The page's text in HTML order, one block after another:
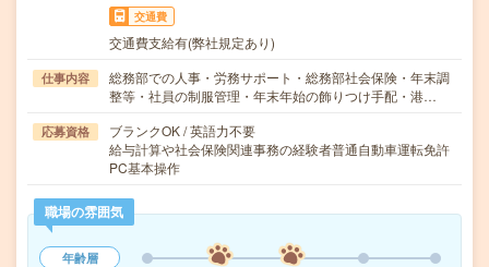
交通費
交通費支給有(弊社規定あり)
仕事内容
総務部での人事・労務サポート・総務部社会保険・年末調
整等・社員の制服管理・年末年始の飾りつけ手配・港…
応募資格
ブランクOK / 英語力不要
給与計算や社会保険関連事務の経験者普通自動車運転免許
PC基本操作
職場の雰囲気
年齢層